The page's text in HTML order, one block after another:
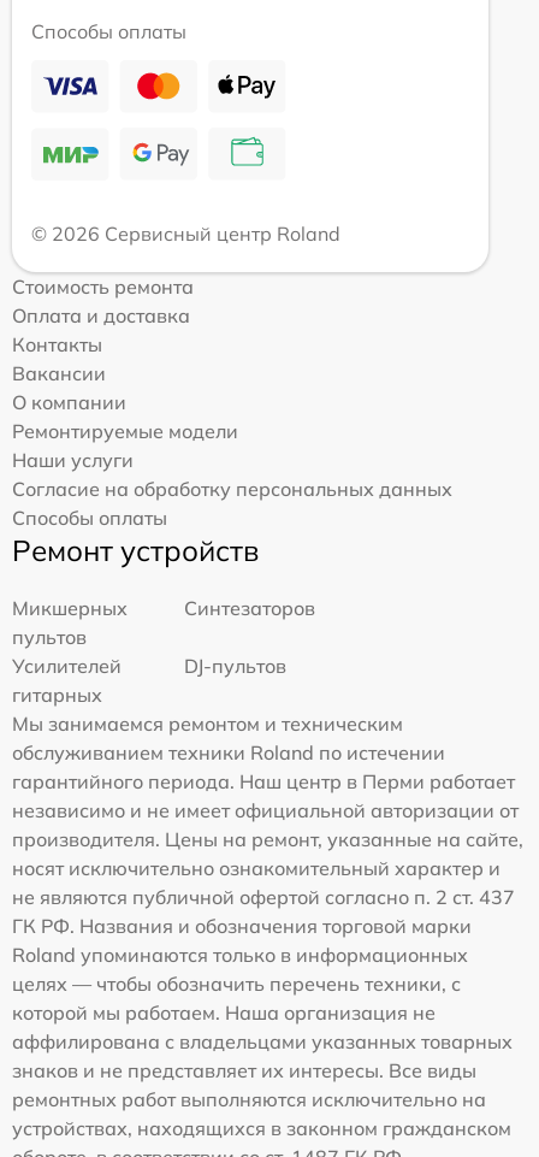
Способы оплаты
© 2026 Сервисный центр Roland
Стоимость ремонта
Оплата и доставка
Контакты
Вакансии
О компании
Ремонтируемые модели
Наши услуги
Согласие на обработку персональных данных
Способы оплаты
Ремонт устройств
Микшерных
пультов
Синтезаторов
Усилителей
гитарных
DJ-пультов
Мы занимаемся ремонтом и техническим
обслуживанием техники Roland по истечении
гарантийного периода. Наш центр в Перми работает
независимо и не имеет официальной авторизации от
производителя. Цены на ремонт, указанные на сайте,
носят исключительно ознакомительный характер и
не являются публичной офертой согласно п. 2 ст. 437
ГК РФ. Названия и обозначения торговой марки
Roland упоминаются только в информационных
целях — чтобы обозначить перечень техники, с
которой мы работаем. Наша организация не
аффилирована с владельцами указанных товарных
знаков и не представляет их интересы. Все виды
ремонтных работ выполняются исключительно на
устройствах, находящихся в законном гражданском